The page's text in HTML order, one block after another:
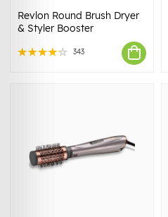
Revlon Round Brush Dryer
& Styler Booster
343